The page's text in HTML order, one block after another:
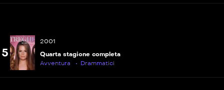
S06E23
Per il bene o per il male? (2ª parte)
5
2001
Quarta stagione completa
Avventura
Drammatici